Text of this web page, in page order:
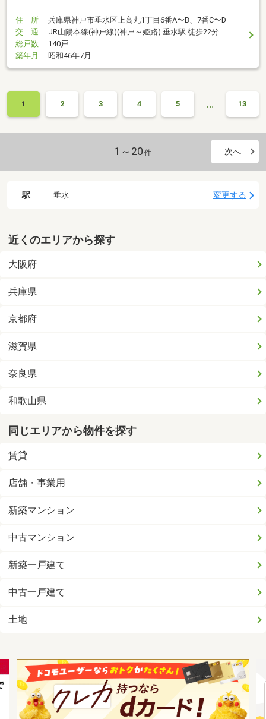
住 所
兵庫県神戸市垂水区上高丸1丁目6番A〜B、7番C〜D
交 通
JR山陽本線(神戸線)(神戸～姫路) 垂水駅 徒歩22分
総戸数
140戸
築年月
昭和46年7月
1 2 3 4 5 … 13
1～20 件 次へ
駅 垂水 変更する
近くのエリアから探す
大阪府
兵庫県
京都府
滋賀県
奈良県
和歌山県
同じエリアから物件を探す
賃貸
店舗・事業用
新築マンション
中古マンション
新築一戸建て
中古一戸建て
土地